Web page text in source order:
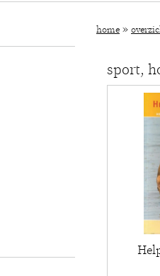
home »
sport,